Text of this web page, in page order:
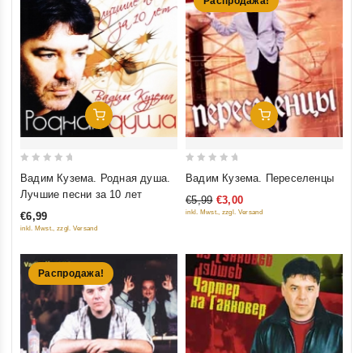
Добавить В Корзину
out
5
Вадим Кузема. Родная душа.
Лучшие песни за 10 лет
€6,99
inkl. Mwst., zzgl. Versand
Добавить В Корзину
out
of
Вадим Кузема. Переселенцы
€5,99 €3,00
inkl. Mwst., zzgl. Versand
Распродажа!